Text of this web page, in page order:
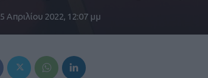
5 Απριλίου 2022, 12:07 μμ